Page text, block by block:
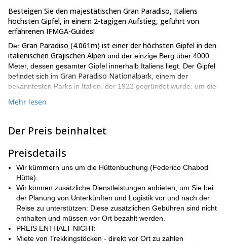
Besteigen Sie den majestätischen Gran Paradiso, Italiens
höchsten Gipfel, in einem 2-tägigen Aufstieg, geführt von
erfahrenen IFMGA-Guides!
Der Gran Paradiso (4.061m) ist einer der höchsten Gipfel in den
italienischen Grajischen Alpen und der einzige Berg über 4000
Meter, dessen gesamter Gipfel innerhalb Italiens liegt. Der Gipfel
befindet sich im Gran Paradiso Nationalpark , einem der
bekanntesten Parks in Italien, der 1922 gegründet wurde, um die
unvergleichlich.Hier werden Sie nicht nur
sehen, der hoch aufragt. Diese panoramische Perspektive ist ein
herausfordernden Aufstieg.
Der Gran Paradiso gilt als einer der einfachsten 4000-Meter-
Gipfel der Alpen zum Besteigen. Allerdings ist etwas
Bergsteigererfahrung erforderlich, da der letzte Aufstieg einige
felsige Abschnitte hat und die jüngsten Veränderungen in der
Gletschermorphologie sehr gute Sicherheit im Umgang mit
Steigeisen auf einer vereisten und sehr steilen Route erfordern.
Mehr lesen
Der Preis beinhaltet
Preisdetails
Wir kümmern uns um die Hüttenbuchung (Federico Chabod
Hütte).
Wir können zusätzliche Dienstleistungen anbieten, um Sie bei
der Planung von Unterkünften und Logistik vor und nach der
Reise zu unterstützen: Diese zusätzlichen Gebühren sind nicht
enthalten und müssen vor Ort bezahlt werden.
PREIS ENTHÄLT NICHT:
Miete von Trekkingstöcken - direkt vor Ort zu zahlen